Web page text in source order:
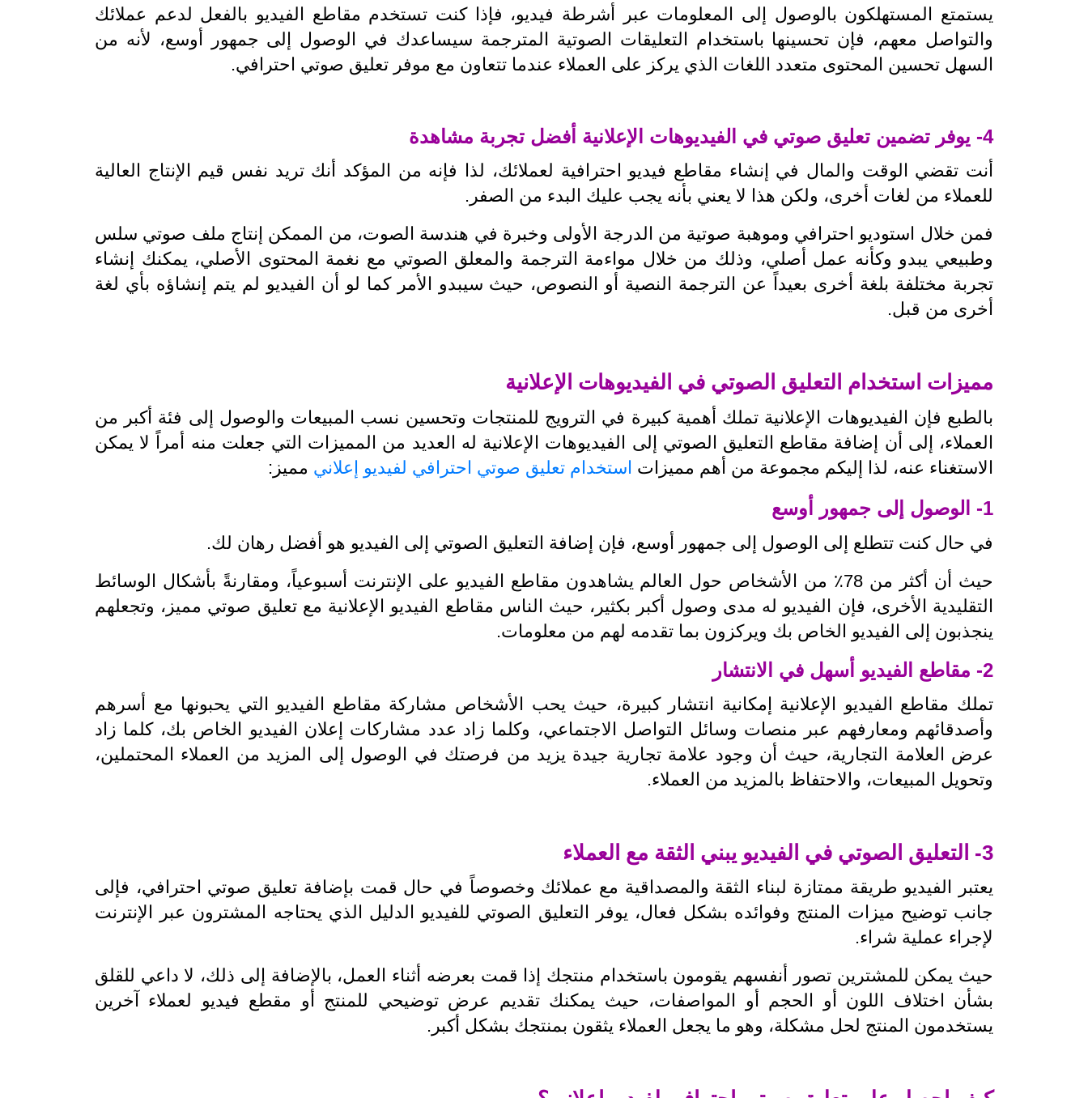
يستمتع المستهلكون بالوصول إلى المعلومات عبر أشرطة فيديو، فإذا كنت تستخدم مقاطع الفيديو بالفعل لدعم عملائك
والتواصل معهم، فإن تحسينها باستخدام التعليقات الصوتية المترجمة سيساعدك في الوصول إلى جمهور أوسع، لأنه من
السهل تحسين المحتوى متعدد اللغات الذي يركز على العملاء عندما تتعاون مع موفر تعليق صوتي احترافي.
4- يوفر تضمين تعليق صوتي في الفيديوهات الإعلانية أفضل تجربة مشاهدة
أنت تقضي الوقت والمال في إنشاء مقاطع فيديو احترافية لعملائك، لذا فإنه من المؤكد أنك تريد نفس قيم الإنتاج العالية
للعملاء من لغات أخرى، ولكن هذا لا يعني بأنه يجب عليك البدء من الصفر.
فمن خلال استوديو احترافي وموهبة صوتية من الدرجة الأولى وخبرة في هندسة الصوت، من الممكن إنتاج ملف صوتي سلس
وطبيعي يبدو وكأنه عمل أصلي، وذلك من خلال مواءمة الترجمة والمعلق الصوتي مع نغمة المحتوى الأصلي، يمكنك إنشاء
تجربة مختلفة بلغة أخرى بعيداً عن الترجمة النصية أو النصوص، حيث سيبدو الأمر كما لو أن الفيديو لم يتم إنشاؤه بأي لغة
أخرى من قبل.
مميزات استخدام التعليق الصوتي في الفيديوهات الإعلانية
بالطبع فإن الفيديوهات الإعلانية تملك أهمية كبيرة في الترويج للمنتجات وتحسين نسب المبيعات والوصول إلى فئة أكبر من
العملاء، إلى أن إضافة مقاطع التعليق الصوتي إلى الفيديوهات الإعلانية له العديد من المميزات التي جعلت منه أمراً لا يمكن
الاستغناء عنه، لذا إليكم مجموعة من أهم مميزات استخدام تعليق صوتي احترافي لفيديو إعلاني مميز:
1- الوصول إلى جمهور أوسع
في حال كنت تتطلع إلى الوصول إلى جمهور أوسع، فإن إضافة التعليق الصوتي إلى الفيديو هو أفضل رهان لك.
حيث أن أكثر من 78٪ من الأشخاص حول العالم يشاهدون مقاطع الفيديو على الإنترنت أسبوعياً، ومقارنةً بأشكال الوسائط
التقليدية الأخرى، فإن الفيديو له مدى وصول أكبر بكثير، حيث الناس مقاطع الفيديو الإعلانية مع تعليق صوتي مميز، وتجعلهم
ينجذبون إلى الفيديو الخاص بك ويركزون بما تقدمه لهم من معلومات.
2- مقاطع الفيديو أسهل في الانتشار
تملك مقاطع الفيديو الإعلانية إمكانية انتشار كبيرة، حيث يحب الأشخاص مشاركة مقاطع الفيديو التي يحبونها مع أسرهم
وأصدقائهم ومعارفهم عبر منصات وسائل التواصل الاجتماعي، وكلما زاد عدد مشاركات إعلان الفيديو الخاص بك، كلما زاد
عرض العلامة التجارية، حيث أن وجود علامة تجارية جيدة يزيد من فرصتك في الوصول إلى المزيد من العملاء المحتملين،
وتحويل المبيعات، والاحتفاظ بالمزيد من العملاء.
3- التعليق الصوتي في الفيديو يبني الثقة مع العملاء
يعتبر الفيديو طريقة ممتازة لبناء الثقة والمصداقية مع عملائك وخصوصاً في حال قمت بإضافة تعليق صوتي احترافي، فإلى
جانب توضيح ميزات المنتج وفوائده بشكل فعال، يوفر التعليق الصوتي للفيديو الدليل الذي يحتاجه المشترون عبر الإنترنت
لإجراء عملية شراء.
حيث يمكن للمشترين تصور أنفسهم يقومون باستخدام منتجك إذا قمت بعرضه أثناء العمل، بالإضافة إلى ذلك، لا داعي للقلق
بشأن اختلاف اللون أو الحجم أو المواصفات، حيث يمكنك تقديم عرض توضيحي للمنتج أو مقطع فيديو لعملاء آخرين
يستخدمون المنتج لحل مشكلة، وهو ما يجعل العملاء يثقون بمنتجك بشكل أكبر.